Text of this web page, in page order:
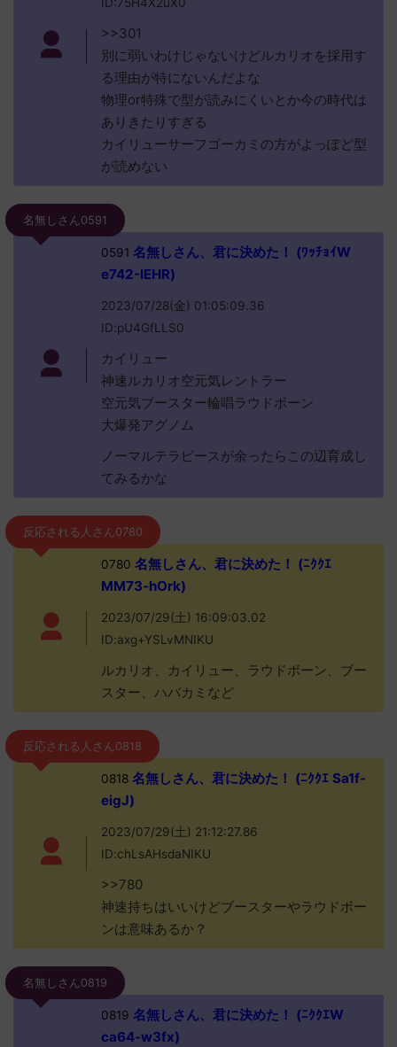
>>301
別に弱いわけじゃないけどルカリオを採用す
る理由が特にないんだよな
物理or特殊で型が読みにくいとか今の時代は
ありきたりすぎる
カイリューサーフゴーカミの方がよっぽど型
が読めない
名無しさん0591
0591 名無しさん、君に決めた！ (ﾜｯﾁｮｲW
e742-IEHR)
2023/07/28(金) 01:05:09.36
ID:pU4GfLLS0
カイリュー
神速ルカリオ空元気レントラー
空元気ブースター輪唱ラウドボーン
大爆発アグノム
ノーマルテラピースが余ったらこの辺育成し
てみるかな
反応される人さん0780
0780 名無しさん、君に決めた！ (ﾆｸｸｴ
MM73-hOrk)
2023/07/29(土) 16:09:03.02
ID:axg+YSLvMNIKU
ルカリオ、カイリュー、ラウドボーン、ブー
スター、ハバカミなど
反応される人さん0818
0818名無しさん、君に決めた！ (ﾆｸｸｴ Sa1f-
eigJ)
2023/07/29(土) 21:12:27.86
ID:chLsAHsdaNIKU
>>780
神速持ちはいいけどブースターやラウドボー
ンは意味あるか？
名無しさん0819
0819 名無しさん、君に決めた！ (ﾆｸｸｴW
ca64-w3fx)